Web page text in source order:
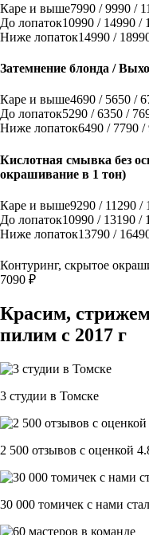
Каре и выше7990 / 9990 /
До лопаток10990 / 14990 /
Ниже лопаток14990 /
Затемнение блонда /
Каре и выше4690 / 5650 /
До лопаток5290 / 6350 /
Ниже лопаток6490 / 7790 /
Кислотная смывка без
окрашивание в 1 тон)
Каре и выше9290 / 11290 /
До лопаток10990 / 13190 /
Ниже лопаток13790 /
Контуринг, скрытое
7090 ₽
Красим,
пилим с 2017 г
3 студии в Томске
2 500 отзывов c оценкой
30 000 томичек с нами